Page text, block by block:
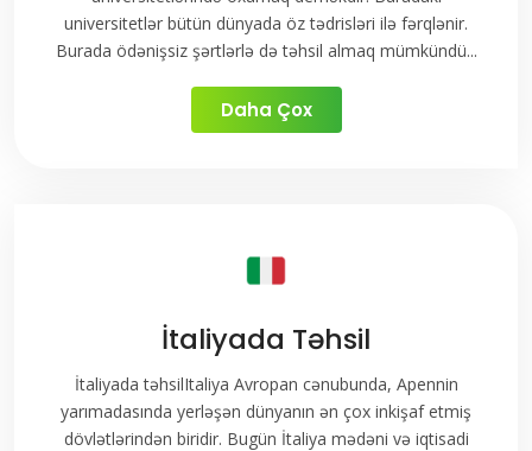
universitetlər bütün dünyada öz tədrisləri ilə fərqlənir.
Burada ödənişsiz şərtlərlə də təhsil almaq mümkündü...
Daha Çox
İtaliyada Təhsil
İtaliyada təhsilItaliya Avropan cənubunda, Apennin
yarımadasında yerləşən dünyanın ən çox inkişaf etmiş
dövlətlərindən biridir. Bugün İtaliya mədəni və iqtisadi